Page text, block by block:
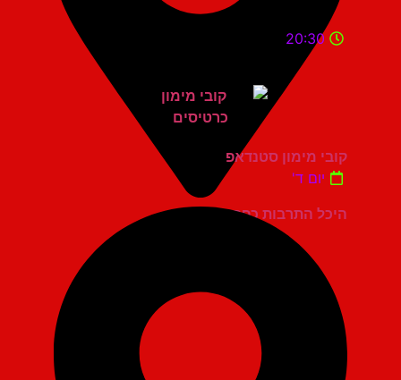
היכל התרבות כפר סבא
20:30
קובי מימון סטנדאפ
יום ד'